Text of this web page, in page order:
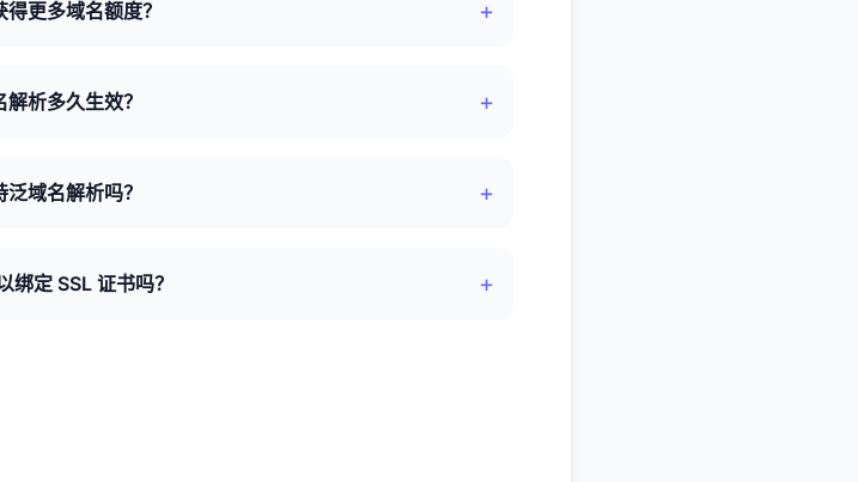
得更多域名额度？ +
解析多久生效？ +
泛域名解析吗？ +
绑定 SSL 证书吗？ +